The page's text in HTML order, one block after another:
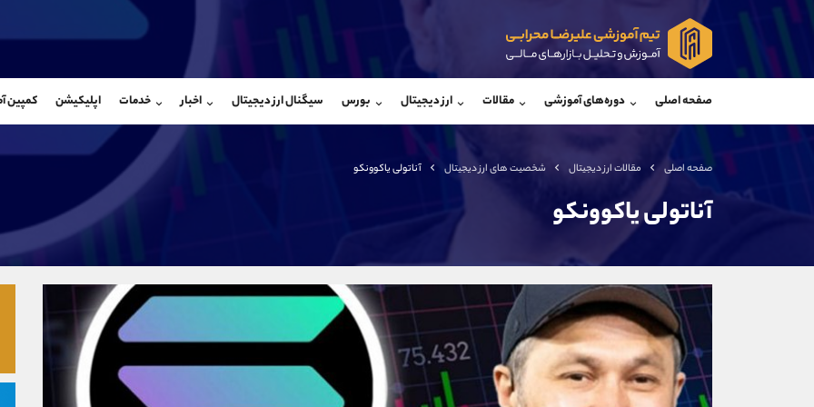
صفحه اصلی دوره‌های آموزشی مقالات ارز دیجیتال بورس سیگنال ارز دیجیتال اخبار خدمات اپلیکیشن کمپین
صفحه اصلی مقالات ارز دیجیتال شخصیت های ارز دیجیتال آناتولی یاکوونکو
آناتولی یاکوونکو
@Armteam_admin_por
@Armteam_admin_104 تلگرام
اطلاعات تماس
تلفن
بدون پیش شماره
اینستاگرام
کانال تلگرام
کانال بله